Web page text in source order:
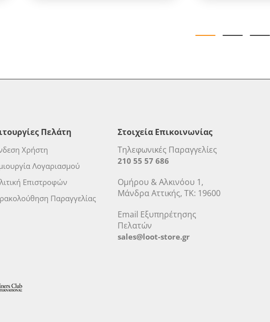
Πελάτη
Χρήστη
Λογαριασμού
Επιστροφών
Παραγγελίας
Στοιχεία Επικοινωνίας
Τηλεφωνικές Παραγγελίες
210 55 57 686
Ομήρου & Αλκινόου 1,
Μάνδρα Αττικής, ΤΚ: 19600
Email Εξυπηρέτησης
Πελατών
sales@loot-store.gr